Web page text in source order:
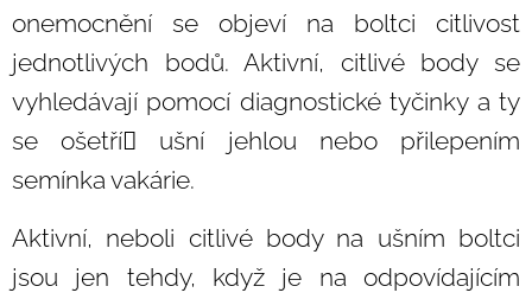
onemocnění se objeví na boltci citlivost
jednotlivých bodů. Aktivní, citlivé body se
vyhledávají pomocí diagnostické tyčinky a ty
se ošetří ušní jehlou nebo přilepením
semínka vakárie.
Aktivní, neboli citlivé body na ušním boltci
jsou jen tehdy, když je na odpovídajícím